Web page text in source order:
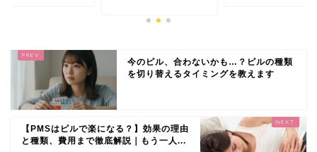
今のピル、合わないかも…？ピルの種類
を切り替えるタイミングを教えます
【PMSはピルで楽になる？】効果の理由
と種類、費用まで徹底解説｜もう一人...